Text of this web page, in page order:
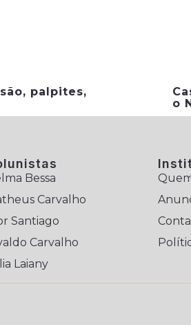
palpites,
o
Bessa
Carvalho
Santiago
Carvalho
Laiany